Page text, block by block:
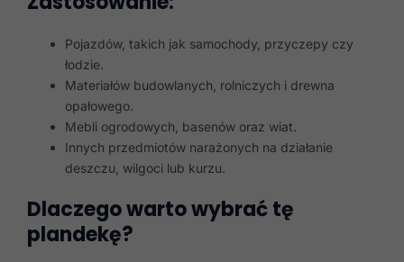
Pojazdów, takich jak samochody, przyczepy czy
łodzie.
Materiałów budowlanych, rolniczych i drewna
opałowego.
Mebli ogrodowych, basenów oraz wiat.
Innych przedmiotów narażonych na działanie
deszczu, wilgoci lub kurzu.
Dlaczego warto wybrać tę
plandekę?